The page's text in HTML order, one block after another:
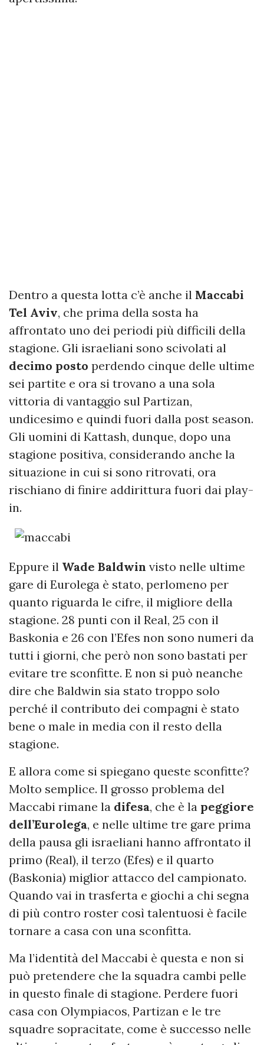
Dentro a questa lotta c’è anche il Maccabi
Tel Aviv, che prima della sosta ha
affrontato uno dei periodi più difficili della
stagione. Gli israeliani sono scivolati al
decimo posto perdendo cinque delle ultime
sei partite e ora si trovano a una sola
vittoria di vantaggio sul Partizan,
undicesimo e quindi fuori dalla post season.
Gli uomini di Kattash, dunque, dopo una
stagione positiva, considerando anche la
situazione in cui si sono ritrovati, ora
rischiano di finire addirittura fuori dai play-
in.
Eppure il Wade Baldwin visto nelle ultime
gare di Eurolega è stato, perlomeno per
quanto riguarda le cifre, il migliore della
stagione. 28 punti con il Real, 25 con il
Baskonia e 26 con l’Efes non sono numeri da
tutti i giorni, che però non sono bastati per
evitare tre sconfitte. E non si può neanche
dire che Baldwin sia stato troppo solo
perché il contributo dei compagni è stato
bene o male in media con il resto della
stagione.
E allora come si spiegano queste sconfitte?
Molto semplice. Il grosso problema del
Maccabi rimane la difesa, che è la peggiore
dell’Eurolega, e nelle ultime tre gare prima
della pausa gli israeliani hanno affrontato il
primo (Real), il terzo (Efes) e il quarto
(Baskonia) miglior attacco del campionato.
Quando vai in trasferta e giochi a chi segna
di più contro roster così talentuosi è facile
tornare a casa con una sconfitta.
Ma l’identità del Maccabi è questa e non si
può pretendere che la squadra cambi pelle
in questo finale di stagione. Perdere fuori
casa con Olympiacos, Partizan e le tre
squadre sopracitate, come è successo nelle